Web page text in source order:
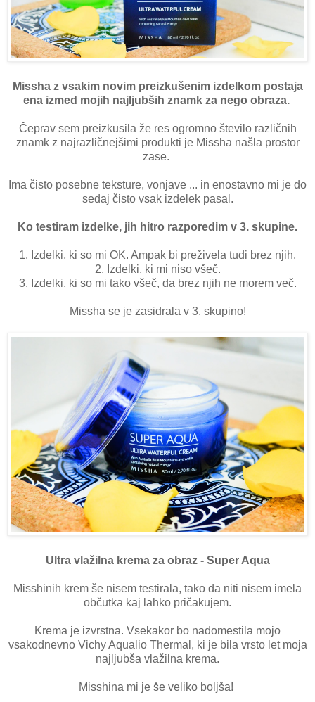
Missha z vsakim novim preizkušenim izdelkom postaja
ena izmed mojih najljubših znamk za nego obraza.
Čeprav sem preizkusila že res ogromno število različnih
znamk z najrazličnejšimi produkti je Missha našla prostor
zase.
Ima čisto posebne teksture, vonjave ... in enostavno mi je do
sedaj čisto vsak izdelek pasal.
Ko testiram izdelke, jih hitro razporedim v 3. skupine.
1. Izdelki, ki so mi OK. Ampak bi preživela tudi brez njih.
2. Izdelki, ki mi niso všeč.
3. Izdelki, ki so mi tako všeč, da brez njih ne morem več.
Missha se je zasidrala v 3. skupino!
Ultra vlažilna krema za obraz - Super Aqua
Misshinih krem še nisem testirala, tako da niti nisem imela
občutka kaj lahko pričakujem.
Krema je izvrstna. Vsekakor bo nadomestila mojo
vsakodnevno Vichy Aqualio Thermal, ki je bila vrsto let moja
najljubša vlažilna krema.
Misshina mi je še veliko boljša!